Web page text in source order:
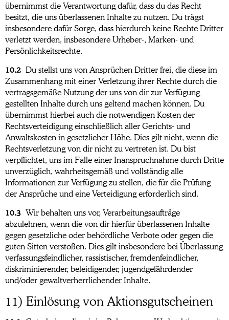
übernimmst die Verantwortung dafür, dass du das Recht
besitzt, die uns überlassenen Inhalte zu nutzen. Du trägst
insbesondere dafür Sorge, dass hierdurch keine Rechte Dritter
verletzt werden, insbesondere Urheber-, Marken- und
Persönlichkeitsrechte.
10.2 Du stellst uns von Ansprüchen Dritter frei, die diese im
Zusammenhang mit einer Verletzung ihrer Rechte durch die
vertragsgemäße Nutzung der uns von dir zur Verfügung
gestellten Inhalte durch uns geltend machen können. Du
übernimmst hierbei auch die notwendigen Kosten der
Rechtsverteidigung einschließlich aller Gerichts- und
Anwaltskosten in gesetzlicher Höhe. Dies gilt nicht, wenn die
Rechtsverletzung von dir nicht zu vertreten ist. Du bist
verpflichtet, uns im Falle einer Inanspruchnahme durch Dritte
unverzüglich, wahrheitsgemäß und vollständig alle
Informationen zur Verfügung zu stellen, die für die Prüfung
der Ansprüche und eine Verteidigung erforderlich sind.
10.3 Wir behalten uns vor, Verarbeitungsaufträge
abzulehnen, wenn die von dir hierfür überlassenen Inhalte
gegen gesetzliche oder behördliche Verbote oder gegen die
guten Sitten verstoßen. Dies gilt insbesondere bei Überlassung
verfassungsfeindlicher, rassistischer, fremdenfeindlicher,
diskriminierender, beleidigender, jugendgefährdender
und/oder gewaltverherrlichender Inhalte.
11) Einlösung von Aktionsgutscheinen